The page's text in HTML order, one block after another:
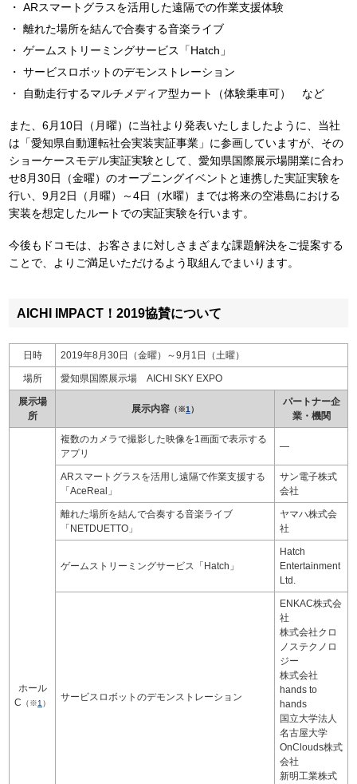
ARスマートグラスを活用した遠隔での作業支援体験
離れた場所を結んで合奏する音楽ライブ
ゲームストリーミングサービス「Hatch」
サービスロボットのデモンストレーション
自動走行するマルチメディア型カート（体験乗車可） など
また、6月10日（月曜）に当社より発表いたしましたように、当社
は「愛知県自動運転社会実装実証事業」に参画していますが、その
ショーケースモデル実証実験として、愛知県国際展示場開業に合わ
せ8月30日（金曜）のオープニングイベントと連携した実証実験を
行い、9月2日（月曜）～4日（水曜）までは将来の空港島における
実装を想定したルートでの実証実験を行います。
今後もドコモは、お客さまに対しさまざまな課題解決をご提案する
ことで、よりご満足いただけるよう取組んでまいります。
AICHI IMPACT！2019協賛について
日時 2019年8月30日（金曜）～9月1日（土曜）
場所 愛知県国際展示場 AICHI SKY EXPO
展示場
所
展示内容 （※1 ）
パートナー企
業・機関
ホール
C （※1 ）
複数のカメラで撮影した映像を1画面で表示する
アプリ
―
ARスマートグラスを活用し遠隔で作業支援する
「AceReal」
サン電子株式
会社
離れた場所を結んで合奏する音楽ライブ
「NETDUETTO」
ヤマハ株式会
社
ゲームストリーミングサービス「Hatch」
Hatch
Entertainment
Ltd.
サービスロボットのデモンストレーション
ENKAC株式会
社
株式会社クロ
ノステクノロ
ジー
株式会社
hands to
hands
国立大学法人
名古屋大学
OnClouds株式
会社
新明工業株式